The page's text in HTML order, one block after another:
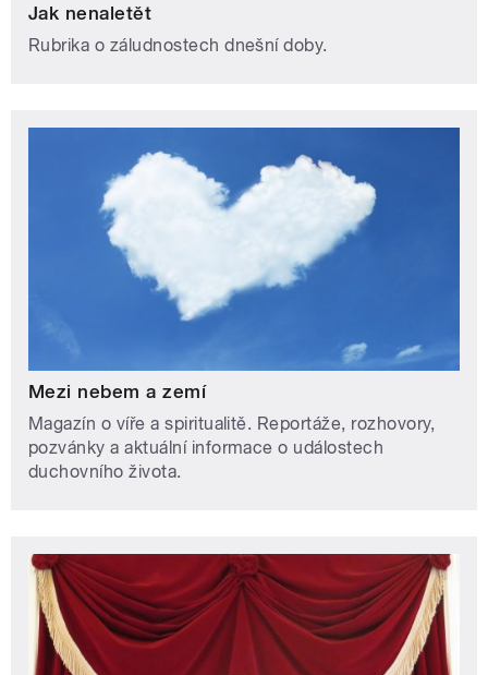
Jak nenaletět
Rubrika o záludnostech dnešní doby.
Mezi nebem a zemí
Magazín o víře a spiritualitě. Reportáže, rozhovory,
pozvánky a aktuální informace o událostech
duchovního života.